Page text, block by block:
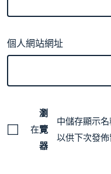
個人網站網址
在
瀏
覽
器
中儲存顯示
以供下次發佈